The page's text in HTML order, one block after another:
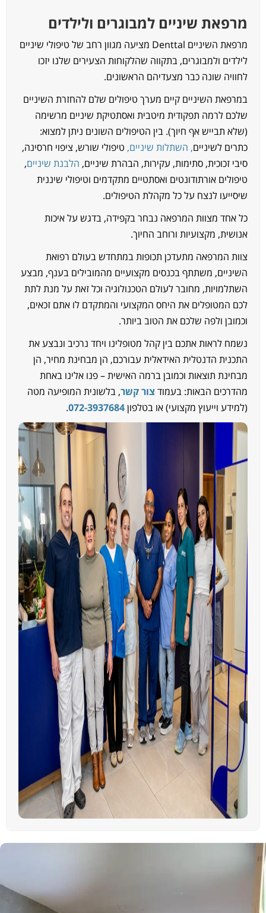
מרפאת שיניים למבוגרים ולילדים
מרפאת השיניים Denttal מציעה מגוון רחב של טיפולי שיניים
לילדים ולמבוגרים, בתקווה שהלקוחות הצעירים שלנו יזכו
לחוויה שונה כבר מצעדיהם הראשונים.
במרפאת השיניים קיים מערך טיפולים שלם להחזרת השיניים
שלכם לרמה תפקודית מיטבית ואסתטיקת שיניים מרשימה
(שלא תבייש אף חיוך). בין הטיפולים השונים ניתן למצוא:
כתרים לשיניים,השתלות שיניים, טיפולי שורש, ציפוי חרסינה,
סיבי זכוכית, סתימות, עקירות, הבהרת שיניים,הלבנת שיניים,
טיפולים אורתודונטים ואסתטיים מתקדמים וטיפולי שיננית
שיסייעו לנצח על כל מקהלת הטיפולים.
כל אחד מצוות המרפאה נבחר בקפידה, בדגש על איכות
אנושית, מקצועיות ורוחב החיוך.
צוות המרפאה מתעדכן תכופות במתחדש בעולם רפואת
השיניים, משתתף בכנסים מקצועיים מהמובילים בענף, מבצע
השתלמויות, מחובר לעולם הטכנולוגיה וכל זאת על מנת לתת
לכם המטופלים את היחס המקצועי והמתקדם לו אתם זכאים,
וכמובן ולפה שלכם את הטוב ביותר.
נשמח לראות אתכם בין קהל מטופלינו ויחד נרכיב ונבצע את
התכנית הדנטלית האידאלית עבורכם, הן מבחינת מחיר, הן
מבחינת תוצאות וכמובן ברמה האישית – פנו אלינו באחת
מהדרכים הבאות: בעמודצור קשר, בלשונית המופיעה מטה
(למידע וייעוץ מקצועי) או בטלפון072-3937684
.